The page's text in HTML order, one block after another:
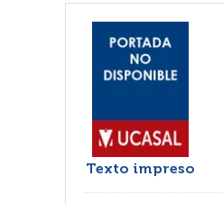
Texto impreso